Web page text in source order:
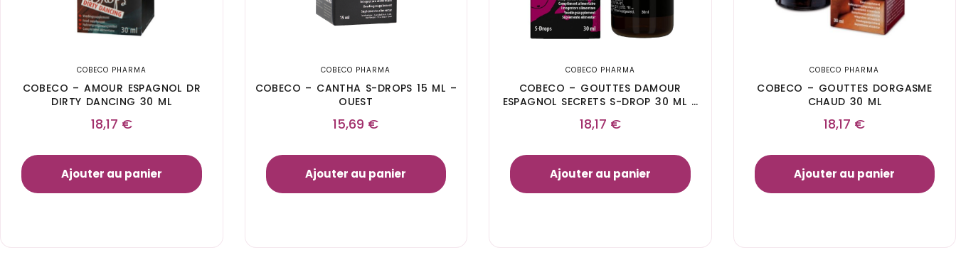
COBECO PHARMA
COBECO – AMOUR ESPAGNOL DR
DIRTY DANCING 30 ML
18,17 €
Ajouter au panier
COBECO PHARMA
COBECO – CANTHA S-DROPS 15 ML –
OUEST
15,69 €
Ajouter au panier
COBECO PHARMA
COBECO – GOUTTES DAMOUR
ESPAGNOL SECRETS S-DROP 30 ML –
18,17 €
Ajouter au panier
COBECO PHARMA
COBECO – GOUTTES DORGASME
CHAUD 30 ML
18,17 €
Ajouter au panier